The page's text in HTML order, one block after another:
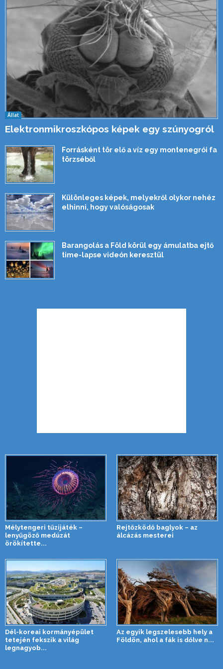
Állat
Elektronmikroszkópos képek egy szúnyogról
Forrásként tör elő a víz egy montenegrói fa
törzséből
Különleges képek, melyekről olykor nehéz
elhinni, hogy valóságosak
Barangolás a Föld körül egy ámulatba ejtő
time-lapse videón keresztül
Mélytengeri tűzijáték –
lenyűgöző medúzát
örökítette...
Rejtőzködő baglyok – az
álcázás mesterei
Dél-koreai kormányépület
tetején fekszik a világ
legnagyob...
Az egyik legszelesebb hely a
Földön, ahol a fák is dőlve n...